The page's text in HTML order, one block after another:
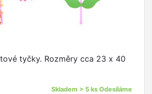
tyčky. Rozměry cca 23 x 40
Skladem > 5 ks Odesíláme